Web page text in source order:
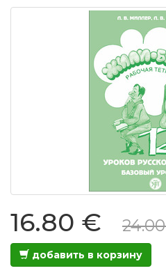
16.80 €
добавить в корзину